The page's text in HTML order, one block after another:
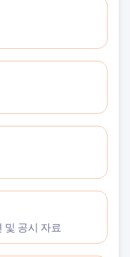
및 공시 자료